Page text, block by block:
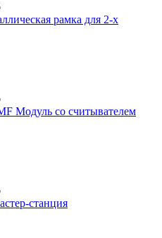
рамка для 2-х
Модуль со считывателем
станция